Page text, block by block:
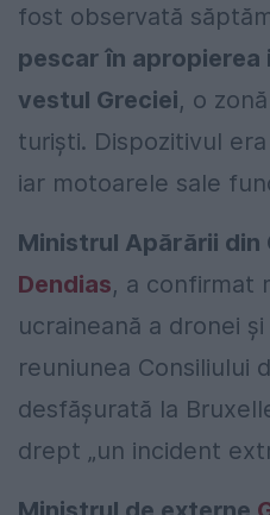
fost observată
pescar în apropierea
vestul Greciei, o
turişti. Dispozitivul
iar motoarele sale
Ministrul Apărării din
Dendias, a confirmat
ucraineană a dronei
reuniunea Consiliului
desfăşurată la
drept „un incident